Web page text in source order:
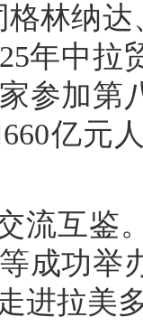
格林纳
年中拉
参加第
亿元
流互鉴
成功举
进拉美